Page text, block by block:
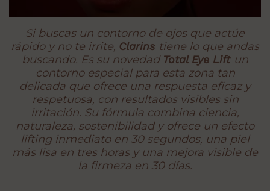
Si buscas un contorno de ojos que actúe
rápido y no te irrite, Clarins tiene lo que andas
buscando. Es su novedad Total Eye Lift un
contorno especial para esta zona tan
delicada que ofrece una respuesta eficaz y
respetuosa, con resultados visibles sin
irritación. Su fórmula combina ciencia,
naturaleza, sostenibilidad y ofrece un efecto
lifting inmediato en 30 segundos, una piel
más lisa en tres horas y una mejora visible de
la firmeza en 30 días.